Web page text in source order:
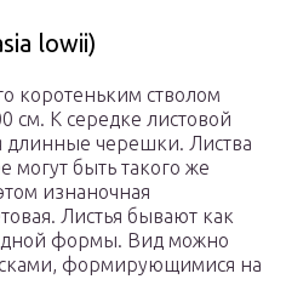
lowii)
коротеньким стволом
см. К середке листовой
длинные черешки. Листва
могут быть такого же
изнаночная
Листья бывают как
формы. Вид можно
формирующимися на